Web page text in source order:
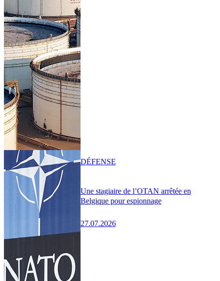
Une stagiaire de l’OTAN arrêtée en
Belgique pour espionnage
27.07.2026
DÉFENSE